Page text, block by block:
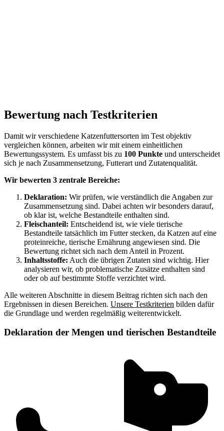
Bewertung nach Testkriterien
Damit wir verschiedene Katzenfuttersorten im Test objektiv
vergleichen können, arbeiten wir mit einem einheitlichen
Bewertungssystem. Es umfasst bis zu 100 Punkte und unterscheidet
sich je nach Zusammensetzung, Futterart und Zutatenqualität.
Wir bewerten 3 zentrale Bereiche:
Deklaration: Wir prüfen, wie verständlich die Angaben zur
Zusammensetzung sind. Dabei achten wir besonders darauf,
ob klar ist, welche Bestandteile enthalten sind.
Fleischanteil: Entscheidend ist, wie viele tierische
Bestandteile tatsächlich im Futter stecken, da Katzen auf eine
proteinreiche, tierische Ernährung angewiesen sind. Die
Bewertung richtet sich nach dem Anteil in Prozent.
Inhaltsstoffe: Auch die übrigen Zutaten sind wichtig. Hier
analysieren wir, ob problematische Zusätze enthalten sind
oder ob auf bestimmte Stoffe verzichtet wird.
Alle weiteren Abschnitte in diesem Beitrag richten sich nach den
Ergebnissen in diesen Bereichen. Unsere Testkriterien bilden dafür
die Grundlage und werden regelmäßig weiterentwickelt.
Deklaration der Mengen und tierischen Bestandteile